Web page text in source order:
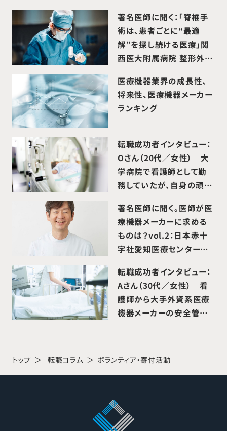
著名医師に聞く：「脊椎手
術は、患者ごとに“最適
解”を探し続ける医療」関
西医大附属病院 整形外科
医療機器業界の成長性、
将来性、医療機器メーカー
ランキング
転職成功者インタビュー：
Oさん（20代／女性） 大
学病院で看護師として勤
務していたが、自身の頑張
れる環境で挑戦したいと
転職活動を開始。医療機器
メーカー営業職へ転職成
功。
著名医師に聞く。医師が医
療機器メーカーに求める
ものは？vol.2：日本赤十
字社愛知医療センター
長 吉田幸彦 先生
転職成功者インタビュー：
Aさん（30代／女性） 看
護師から大手外資系医療
機器メーカーの安全管理
トップ 転職コラム ボランティア・寄付活動